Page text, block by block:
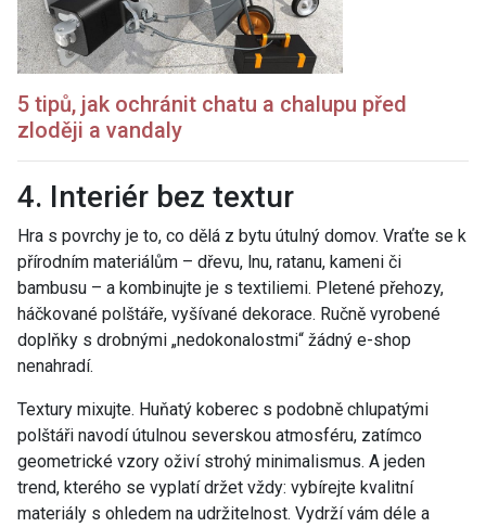
5 tipů, jak ochránit chatu a chalupu před
zloději a vandaly
4. Interiér bez textur
Hra s povrchy je to, co dělá z bytu útulný domov. Vraťte se k
přírodním materiálům – dřevu, lnu, ratanu, kameni či
bambusu – a kombinujte je s textiliemi. Pletené přehozy,
háčkované polštáře, vyšívané dekorace. Ručně vyrobené
doplňky s drobnými „nedokonalostmi“ žádný e-shop
nenahradí.
Textury mixujte. Huňatý koberec s podobně chlupatými
polštáři navodí útulnou severskou atmosféru, zatímco
geometrické vzory oživí strohý minimalismus. A jeden
trend, kterého se vyplatí držet vždy: vybírejte kvalitní
materiály s ohledem na udržitelnost. Vydrží vám déle a